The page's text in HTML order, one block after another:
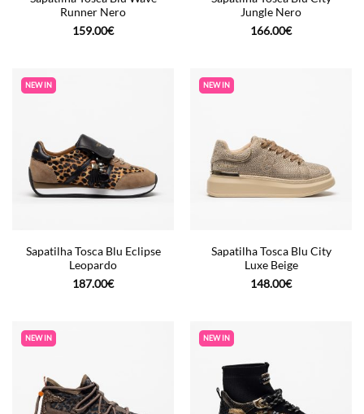
Runner Nero
159.00€
Jungle Nero
166.00€
NEW IN
Sapatilha Tosca Blu Eclipse
Leopardo
187.00€
NEW IN
Sapatilha Tosca Blu City
Luxe Beige
148.00€
NEW IN NEW IN